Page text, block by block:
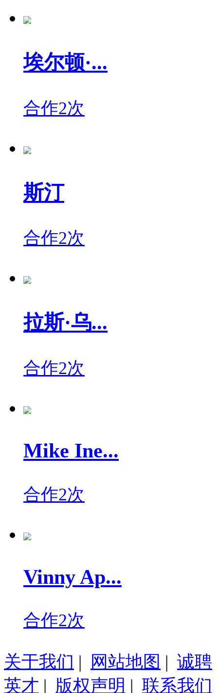
埃尔顿·...
合作2次
斯汀
合作2次
拉斯·乌...
合作2次
Mike Ine...
合作2次
Vinny Ap...
合作2次
关于我们 | 网站地图 | 诚聘
英才 | 版权声明 | 联系我们